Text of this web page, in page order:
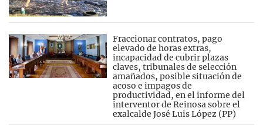
Fraccionar contratos, pago
elevado de horas extras,
incapacidad de cubrir plazas
claves, tribunales de selección
amañados, posible situación de
acoso e impagos de
productividad, en el informe del
interventor de Reinosa sobre el
exalcalde José Luis López (PP)